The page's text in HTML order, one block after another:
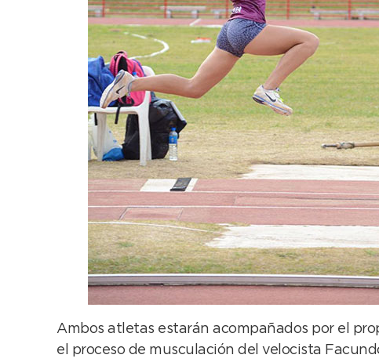
Ambos atletas estarán acompañados por el
el proceso de musculación del velocista